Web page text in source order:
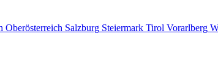
Oberösterreich Salzburg Steiermark Tirol Vorarlberg